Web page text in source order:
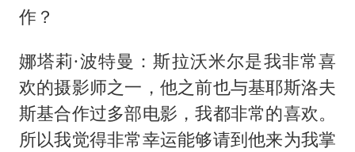
作？
娜塔莉·波特曼：斯拉沃米尔是我非常喜
欢的摄影师之一，他之前也与基耶斯洛夫
斯基合作过多部电影，我都非常的喜欢。
所以我觉得非常幸运能够请到他来为我掌